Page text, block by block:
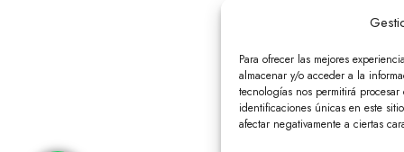
Para ofrecer las mejores
almacenar y/o acceder a la
tecnologías nos permitirá
identificaciones únicas en este
afectar negativamente a ciertas